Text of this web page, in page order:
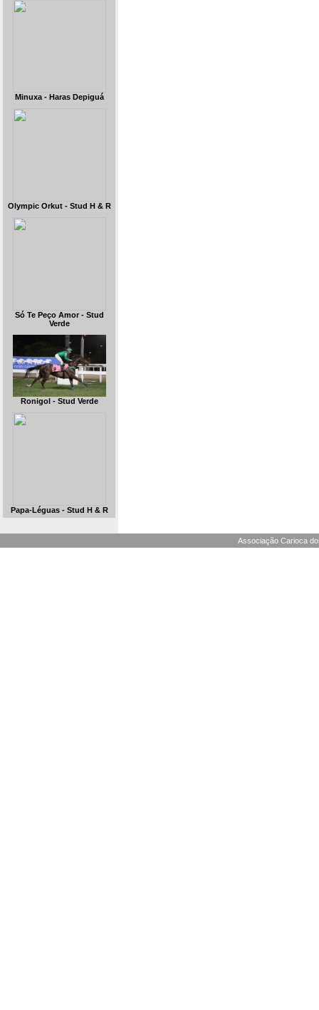
Minuxa - Haras Depiguá
Olympic Orkut - Stud H & R
Só Te Peço Amor - Stud
Verde
Ronigol - Stud Verde
Papa-Léguas - Stud H & R
Associação Carioca